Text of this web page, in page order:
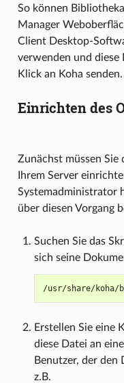
So können
Manager
Client Desktop-
verwenden und diese
Klick an Koha senden.
Einrichten des
Zunächst müssen Sie
Ihrem Server
Systemadministrator
über diesen Vorgang
Suchen Sie das
sich seine
/usr/share/koha/
Erstellen Sie eine
diese Datei an
Benutzer, der
z.B.